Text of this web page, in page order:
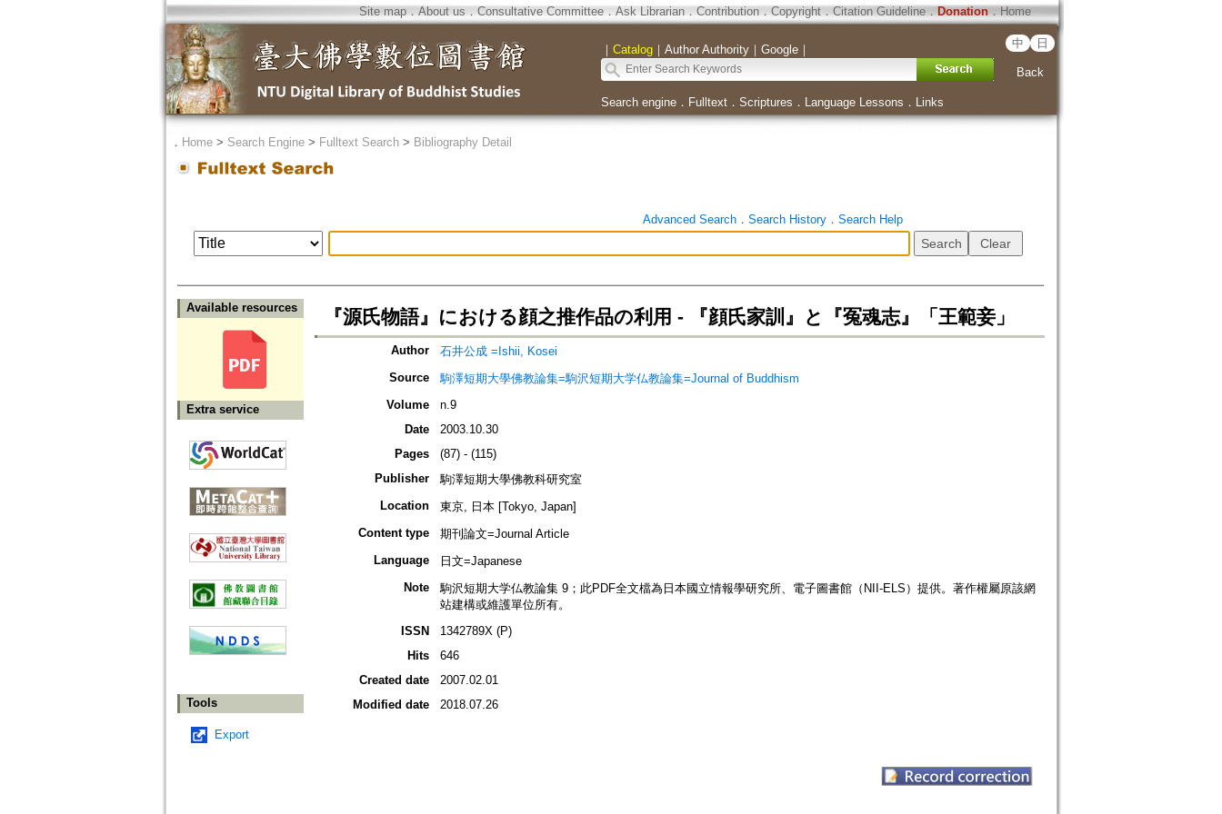
Site map．About us ． Consultative Committee． Ask Librarian． Contribution．Copyright．Citation Guideline． Donation．Home
｜ Catalog｜ Author Authority｜ Google｜ 中 日
Back
Search engine． Fulltext． Scriptures ． Language Lessons ． Links
． Home> Search Engine> Fulltext Search> Bibliography Detail
Advanced Search． Search History． Search Help
Available resources
Extra service
Tools
Export
『源氏物語』における顔之推作品の利用 - 『顔氏家訓』と『冤魂志』「王範妾」
Author
石井公成 =Ishii, Kosei
Source
駒澤短期大學佛教論集=駒沢短期大学仏教論集=Journal of Buddhism
Volume
n.9
Date
2003.10.30
Pages
(87) - (115)
Publisher
駒澤短期大學佛教科研究室
Location
東京, 日本 [Tokyo, Japan]
Content type
期刊論文=Journal Article
Language
日文=Japanese
Note
駒沢短期大学仏教論集 9；此PDF全文檔為日本國立情報學研究所、電子圖書館（NII-ELS）提供。著作權屬原該網
站建構或維護單位所有。
ISSN
1342789X (P)
Hits
646
Created date
2007.02.01
Modified date
2018.07.26